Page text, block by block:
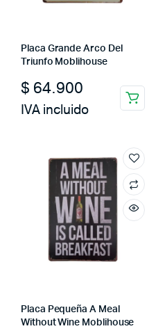
Placa Grande Arco Del
Triunfo Moblihouse
$ 64.900
IVA incluido
Placa Pequeña A Meal
Without Wine Moblihouse